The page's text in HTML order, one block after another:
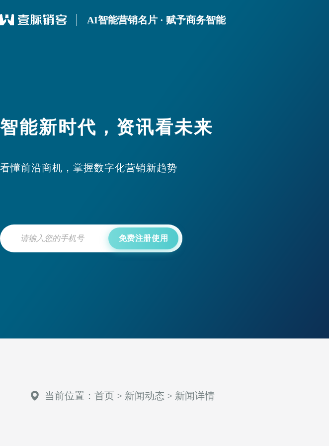
AI智能营销名片 · 赋予商务智能
智能新时代，资讯看未来
看懂前沿商机，掌握数字化营销新趋势
免费注册使用
当前位置： 首页 > 新闻动态 > 新闻详情